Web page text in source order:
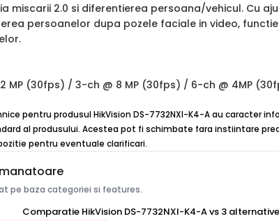
miscarii 2.0 si diferentierea persoana/vehicul. Cu
persoanelor dupa pozele faciale in video,
MP (30fps) / 3-ch @ 8 MP (30fps) / 6-ch @ 4MP
pentru produsul HikVision DS-7732NXI-K4-A au caracter
al produsului. Acestea pot fi schimbate fara instiintare
pentru eventuale clarificari.
pe baza categoriei si features.
Comparatie HikVision DS-7732NXI-K4-A vs 3 alternative